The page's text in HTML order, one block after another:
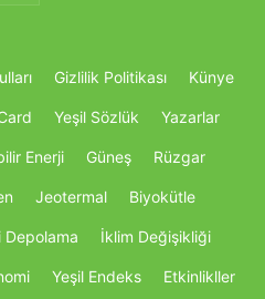
Gizlilik Politikası Künye
Yeşil Sözlük Yazarlar
Enerji Güneş Rüzgar
Jeotermal Biyokütle
Depolama İklim Değişikliği
Yeşil Endeks Etkinlikller